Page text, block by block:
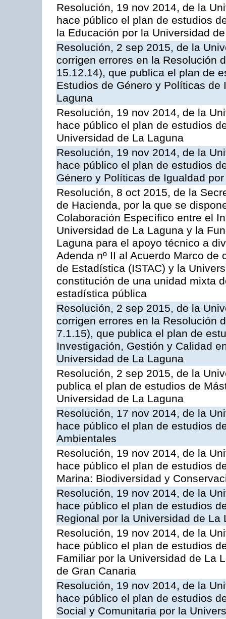
Resolución, 19 nov 2014, de la
hace público el plan de estudios
la Educación por la Universidad
Resolución, 2 sep 2015, de la
corrigen errores en la Resolución
15.12.14), que publica el plan de
Estudios de Género y Políticas
Laguna
Resolución, 19 nov 2014, de la
hace público el plan de estudios
Universidad de La Laguna
Resolución, 19 nov 2014, de la
hace público el plan de estudios
Género y Políticas de Igualdad
Resolución, 8 oct 2015, de la
de Hacienda, por la que se
Colaboración Específico entre el
Universidad de La Laguna y la
Laguna para el apoyo técnico a
Adenda nº II al Acuerdo Marco
de Estadística (ISTAC) y la
constitución de una unidad mixta
estadística pública
Resolución, 2 sep 2015, de la
corrigen errores en la Resolución
7.1.15), que publica el plan de
Investigación, Gestión y Calidad
Universidad de La Laguna
Resolución, 2 sep 2015, de la
publica el plan de estudios de
Universidad de La Laguna
Resolución, 17 nov 2014, de la
hace público el plan de estudios
Ambientales
Resolución, 19 nov 2014, de la
hace público el plan de estudios
Marina: Biodiversidad y
Resolución, 19 nov 2014, de la
hace público el plan de estudios
Regional por la Universidad de La
Resolución, 19 nov 2014, de la
hace público el plan de estudios
Familiar por la Universidad de La
de Gran Canaria
Resolución, 19 nov 2014, de la
hace público el plan de estudios
Social y Comunitaria por la